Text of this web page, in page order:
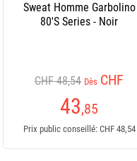
Sweat Homme Garbolino
80'S Series - Noir
CHF 48,54 Dès CHF
43,85
Prix public conseillé: CHF 48,54